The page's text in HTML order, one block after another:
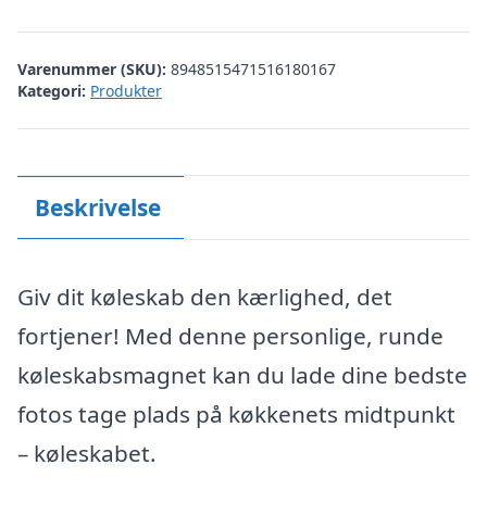
Varenummer (SKU): 8948515471516180167
Kategori: Produkter
Beskrivelse
Giv dit køleskab den kærlighed, det
fortjener! Med denne personlige, runde
køleskabsmagnet kan du lade dine bedste
fotos tage plads på køkkenets midtpunkt
– køleskabet.